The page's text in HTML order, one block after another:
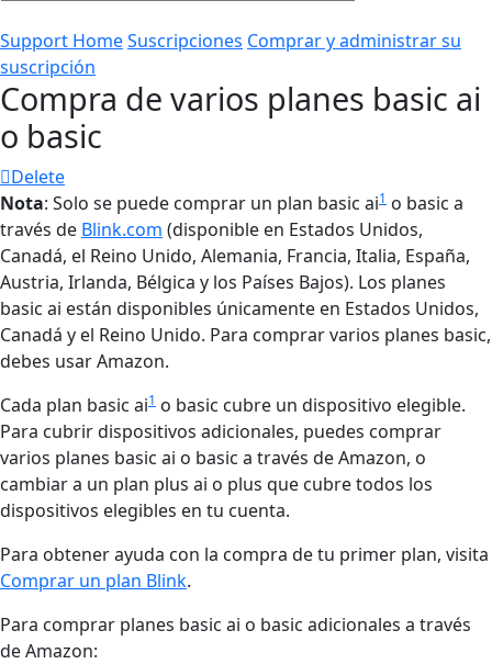
Support HomeSuscripciones Comprar y administrar su
suscripción
Compra de varios planes basic ai
o basic
Delete
Nota: Solo se puede comprar un plan basic ai1 o basic a
través de Blink.com (disponible en Estados Unidos,
Canadá, el Reino Unido, Alemania, Francia, Italia, España,
Austria, Irlanda, Bélgica y los Países Bajos). Los planes
basic ai están disponibles únicamente en Estados Unidos,
Canadá y el Reino Unido. Para comprar varios planes basic,
debes usar Amazon.
Cada plan basic ai1 o basic cubre un dispositivo elegible.
Para cubrir dispositivos adicionales, puedes comprar
varios planes basic ai o basic a través de Amazon, o
cambiar a un plan plus ai o plus que cubre todos los
dispositivos elegibles en tu cuenta.
Para obtener ayuda con la compra de tu primer plan, visita
Comprar un plan Blink.
Para comprar planes basic ai o basic adicionales a través
de Amazon: